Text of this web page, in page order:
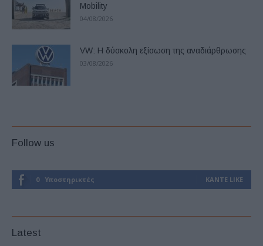
Mobility
04/08/2026
VW: Η δύσκολη εξίσωση της αναδιάρθρωσης
03/08/2026
Follow us
0 Υποστηρικτές ΚΆΝΤΕ LIKE
Latest